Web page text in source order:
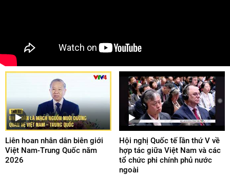
Liên hoan nhân dân biên giới
Việt Nam-Trung Quốc năm
2026
Hội nghị Quốc tế lần thứ V về
hợp tác giữa Việt Nam và các
tổ chức phi chính phủ nước
ngoài